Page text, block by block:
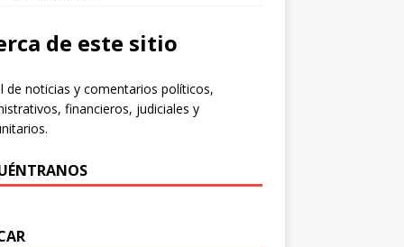
de este sitio
de noticias y comentarios políticos,
financieros, judiciales y